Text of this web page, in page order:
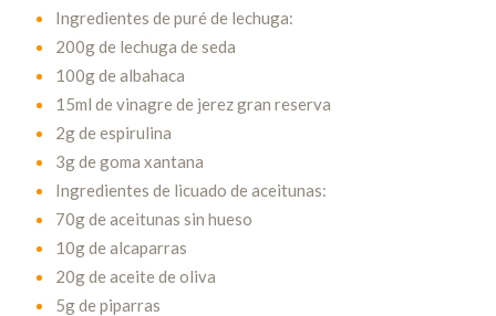
Ingredientes de puré de lechuga:
200g de lechuga de seda
100g de albahaca
15ml de vinagre de jerez gran reserva
2g de espirulina
3g de goma xantana
Ingredientes de licuado de aceitunas:
70g de aceitunas sin hueso
10g de alcaparras
20g de aceite de oliva
5g de piparras